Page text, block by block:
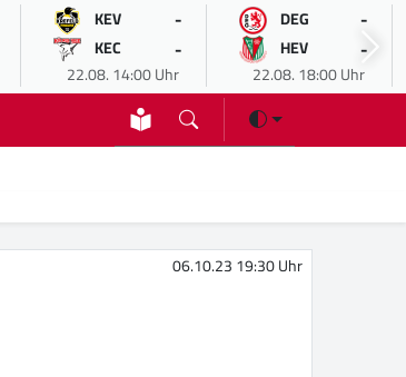
KEV -
KEC -
22.08. 14:00 Uhr
DEG -
HEV -
22.08. 18:00 Uhr
06.10.23 19:30 Uhr